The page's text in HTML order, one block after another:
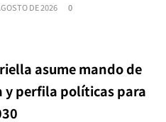
DE 2026 0
asume mando de
y perfila políticas para